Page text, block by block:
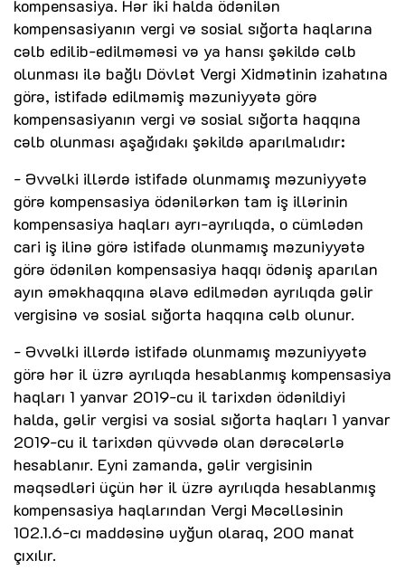
kompensasiya. Hər iki halda ödənilən
kompensasiyanın vergi və sosial sığorta haqlarına
cəlb edilib-edilməməsi və ya hansı şəkildə cəlb
olunması ilə bağlı Dövlət Vergi Xidmətinin izahatına
görə, istifadə edilməmiş məzuniyyətə görə
kompensasiyanın vergi və sosial sığorta haqqına
cəlb olunması aşağıdakı şəkildə aparılmalıdır:
- Əvvəlki illərdə istifadə olunmamış məzuniyyətə
görə kompensasiya ödənilərkən tam iş illərinin
kompensasiya haqları ayrı-ayrılıqda, o cümlədən
cari iş ilinə görə istifadə olunmamış məzuniyyətə
görə ödənilən kompensasiya haqqı ödəniş aparılan
ayın əməkhaqqına əlavə edilmədən ayrılıqda gəlir
vergisinə və sosial sığorta haqqına cəlb olunur.
- Əvvəlki illərdə istifadə olunmamış məzuniyyətə
görə hər il üzrə ayrılıqda hesablanmış kompensasiya
haqları 1 yanvar 2019-cu il tarixdən ödənildiyi
halda, gəlir vergisi va sosial sığorta haqları 1 yanvar
2019-cu il tarixdən qüvvədə olan dərəcələrlə
hesablanır. Eyni zamanda, gəlir vergisinin
məqsədləri üçün hər il üzrə ayrılıqda hesablanmış
kompensasiya haqlarından Vergi Məcəlləsinin
102.1.6-cı maddəsinə uyğun olaraq, 200 manat
çıxılır.